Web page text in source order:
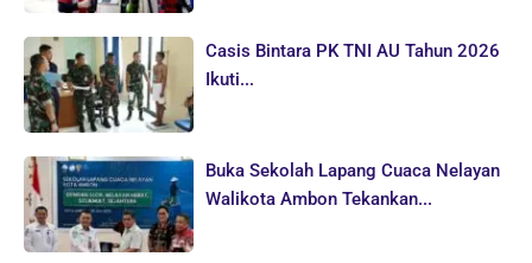
Casis Bintara PK TNI AU Tahun 2026
Ikuti...
Buka Sekolah Lapang Cuaca Nelayan
Walikota Ambon Tekankan...